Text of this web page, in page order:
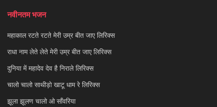
नवीनतम भजन
महाकाल रटते रटते मेरी उम्र बीत जाए लिरिक्स
राधा नाम लेते लेते मेरी उम्र बीत जाए लिरिक्स
दुनिया में महादेव देव है निराले लिरिक्स
चालो चालो साथीड़ो खाटू धाम रे लिरिक्स
झूला झूलण चालो ओ साँवरिया